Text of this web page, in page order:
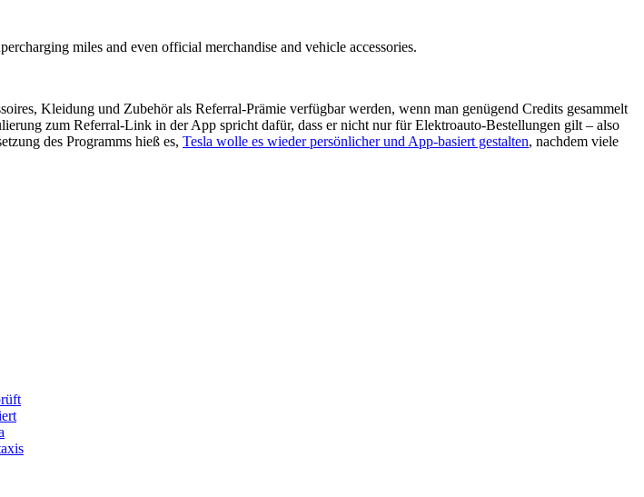
miles and even official merchandise and vehicle accessories.
Kleidung und Zubehör als Referral-Prämie verfügbar werden, wenn man genügend Credits gesammelt
zum Referral-Link in der App spricht dafür, dass er nicht nur für Elektroauto-Bestellungen gilt – also
des Programms hieß es, Tesla wolle es wieder persönlicher und App-basiert gestalten, nachdem viele